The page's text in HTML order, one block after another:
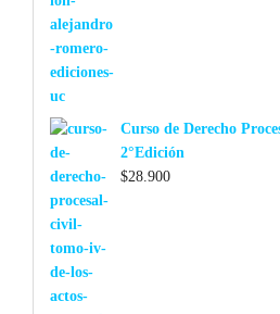
Curso de Derecho
2°Edición
$28.900